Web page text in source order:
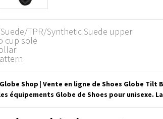
TPR/Synthetic Suede upper
cup sole
Shop | Vente en ligne de Shoes Globe
équipements Globe de Shoes pour unisexe.